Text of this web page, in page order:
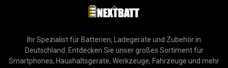
Ihr Spezialist für Batterien, Ladegeräte und Zubehör in
Deutschland. Entdecken Sie unser großes Sortiment für
Smartphones, Haushaltsgeräte, Werkzeuge, Fahrzeuge und mehr